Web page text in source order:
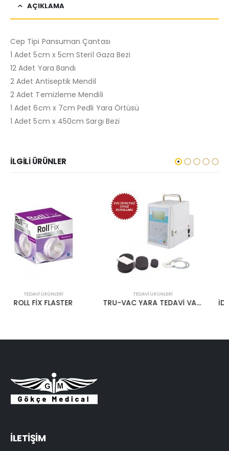
AÇIKLAMA
Cep Tipi Pansuman Çantası
1 Adet 5cm x 5cm Steril Gaza Bezi
12 Adet Yara Bandı
2 Adet Antiseptik Mendil
2 Adet Temizleme Mendili
1 Adet 6cm x 7cm Pedli Yara Örtüsü
1 Adet 5cm x 450cm Sargı Bezi
İLGILI ÜRÜNLER
TEDAVI ÜRÜNLERI
TRU-VAC YARA TEDAVİ VAKUM SÜNGERİ
TEDAVI ÜRÜNLERI
İDRAR TORBASI HAS-PET
İLETİŞİM